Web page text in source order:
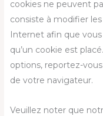
cookies ne peuvent
consiste à modifier
Internet afin que
qu’un cookie est
options, reportez-
de votre navigateur.
Veuillez noter que